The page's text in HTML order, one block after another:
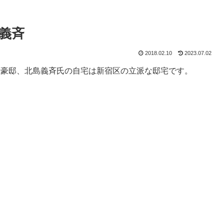
斉
2018.02.10 2023.07.02
邸、北島義斉氏の自宅は新宿区の立派な邸宅です。